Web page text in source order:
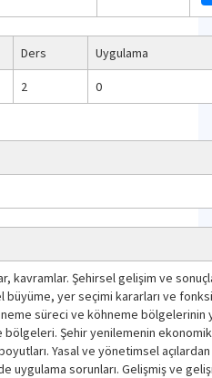
Ders Uygulama
2 0
kavramlar. Şehirsel gelişim ve
yer seçimi kararları ve
süreci ve köhneme bölgelerinin
Şehir yenilemenin
Yasal ve yönetimsel
uygulama sorunları. Gelişmiş ve